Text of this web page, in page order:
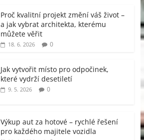
Proč kvalitní projekt změní váš život –
a jak vybrat architekta, kterému
můžete věřit
18. 6. 2026 0
Jak vytvořit místo pro odpočinek,
které vydrží desetiletí
9. 5. 2026 0
Výkup aut za hotové – rychlé řešení
pro každého majitele vozidla